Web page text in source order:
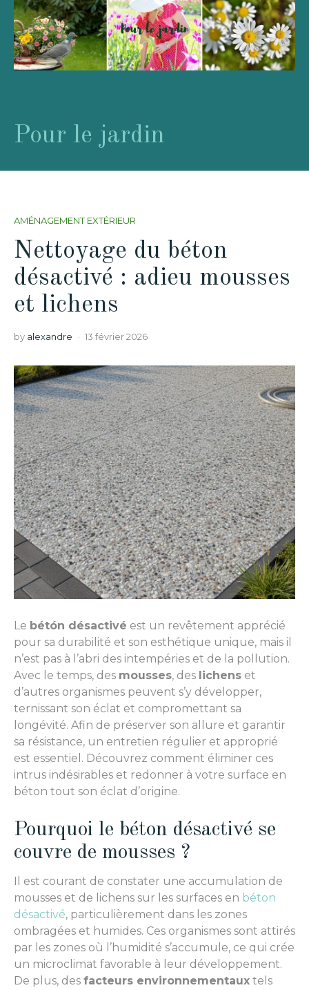
Pour le jardin
AMÉNAGEMENT EXTÉRIEUR
Nettoyage du béton
désactivé : adieu mousses
et lichens
by alexandre 13 février 2026
Le bétón désactivé est un revêtement apprécié
pour sa durabilité et son esthétique unique, mais il
n’est pas à l’abri des intempéries et de la pollution.
Avec le temps, des mousses, des lichens et
d’autres organismes peuvent s’y développer,
ternissant son éclat et compromettant sa
longévité. Afin de préserver son allure et garantir
sa résistance, un entretien régulier et approprié
est essentiel. Découvrez comment éliminer ces
intrus indésirables et redonner à votre surface en
béton tout son éclat d’origine.
Pourquoi le béton désactivé se
couvre de mousses ?
Il est courant de constater une accumulation de
mousses et de lichens sur les surfaces en béton
désactivé, particulièrement dans les zones
ombragées et humides. Ces organismes sont attirés
par les zones où l’humidité s’accumule, ce qui crée
un microclimat favorable à leur développement.
De plus, des facteurs environnementaux tels